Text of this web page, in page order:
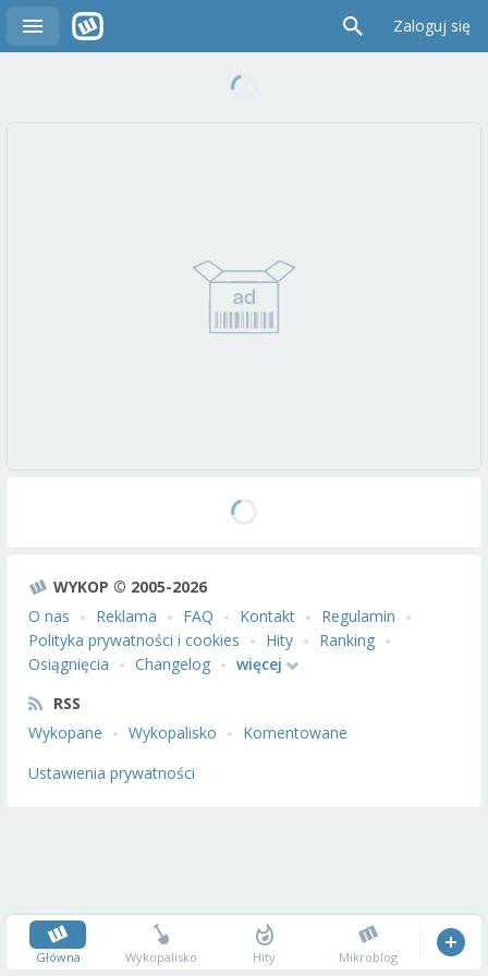
Zaloguj się
WYKOP © 2005-2026
O nas
Reklama FAQ Kontakt
Regulamin
Polityka prywatności i cookies
Hity
Ranking
Osiągnięcia
Changelog
więcej
RSS
Wykopane
Wykopalisko
Komentowane
Ustawienia prywatności
Główna Wykopalisko Hity Mikroblog